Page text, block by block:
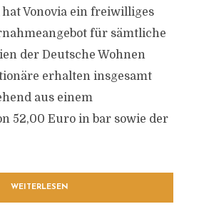
Vonovia ein freiwilliges
für sämtliche
der Deutsche Wohnen
erhalten insgesamt
aus einem
52,00 Euro in bar sowie der
WEITERLESEN